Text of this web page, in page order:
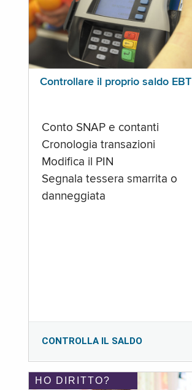
Controllare il proprio saldo EBT
Conto SNAP e contanti
Cronologia transazioni
Modifica il PIN
Segnala tessera smarrita o
danneggiata
CONTROLLA IL SALDO
HO DIRITTO?